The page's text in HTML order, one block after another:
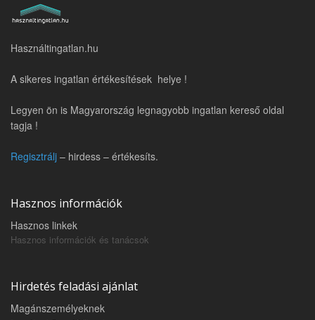
Használtingatlan.hu
A sikeres ingatlan értékesítések helye !
Legyen ön is Magyarország legnagyobb ingatlan kereső oldal
tagja !
Regisztrálj – hirdess – értékesíts.
Hasznos információk
Hasznos linkek
Hasznos információk és tanácsok
Hirdetés feladási ajánlat
Magánszemélyeknek